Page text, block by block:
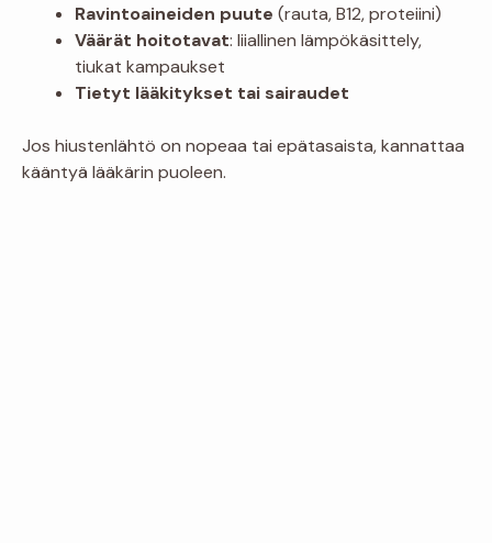
Ravintoaineiden puute (rauta, B12, proteiini)
Väärät hoitotavat: liiallinen lämpökäsittely,
tiukat kampaukset
Tietyt lääkitykset tai sairaudet
Jos hiustenlähtö on nopeaa tai epätasaista, kannattaa
kääntyä lääkärin puoleen.